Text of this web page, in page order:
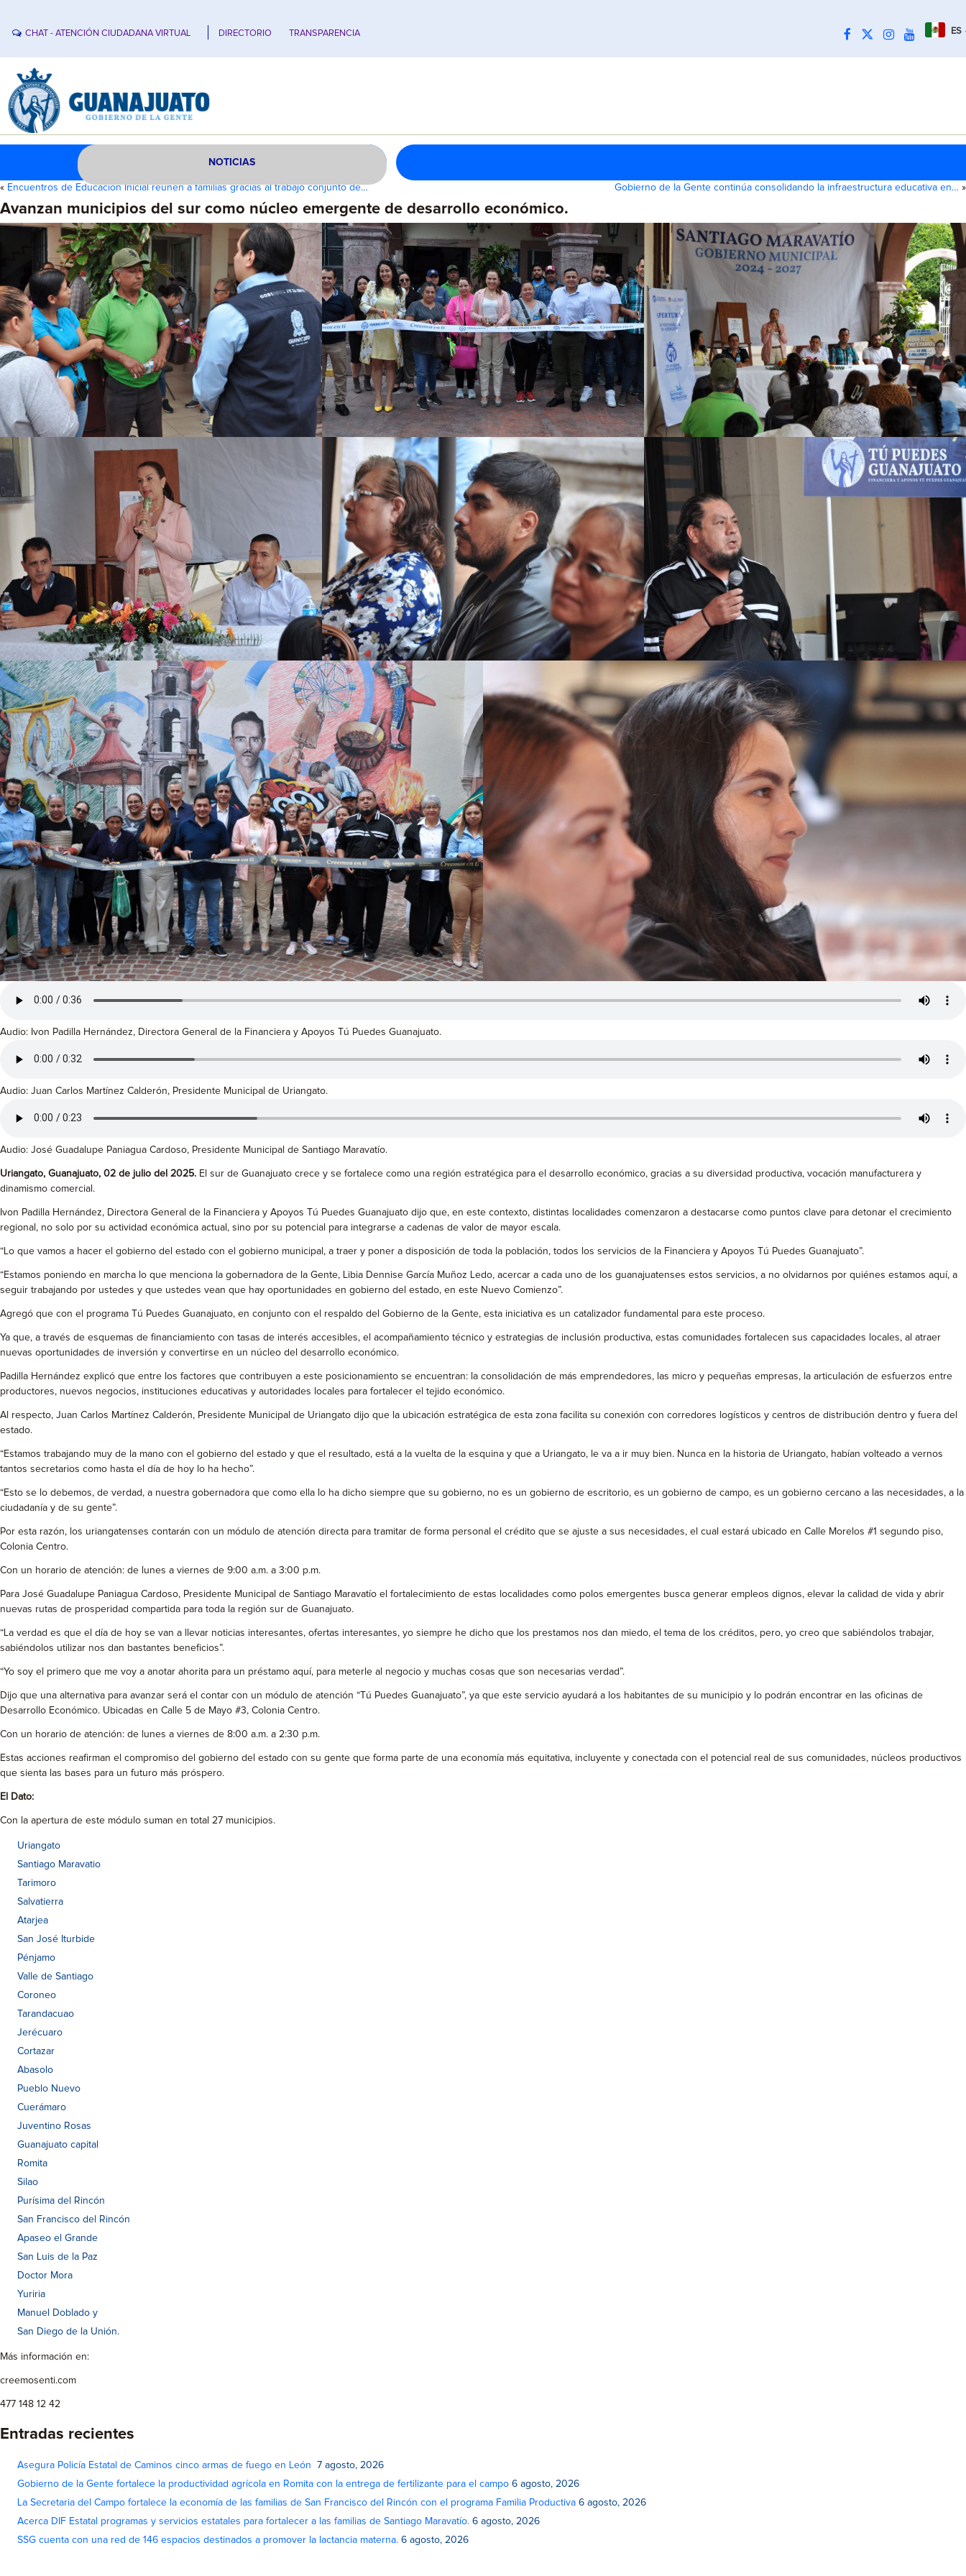
CHAT - ATENCIÓN CIUDADANA VIRTUAL DIRECTORIO TRANSPARENCIA ES
NOTICIAS
« Encuentros de Educación Inicial reúnen a familias gracias al trabajo conjunto de… Gobierno de la Gente continúa consolidando la infraestructura educativa en… »
Avanzan municipios del sur como núcleo emergente de desarrollo económico.
Audio: Ivon Padilla Hernández, Directora General de la Financiera y Apoyos Tú Puedes Guanajuato.
Audio: Juan Carlos Martínez Calderón, Presidente Municipal de Uriangato.
Audio: José Guadalupe Paniagua Cardoso, Presidente Municipal de Santiago Maravatío.
Uriangato, Guanajuato, 02 de julio del 2025. El sur de Guanajuato crece y se fortalece como una región estratégica para el desarrollo económico, gracias a su diversidad productiva, vocación manufacturera y
dinamismo comercial.
Ivon Padilla Hernández, Directora General de la Financiera y Apoyos Tú Puedes Guanajuato dijo que, en este contexto, distintas localidades comenzaron a destacarse como puntos clave para detonar el crecimiento
regional, no solo por su actividad económica actual, sino por su potencial para integrarse a cadenas de valor de mayor escala.
“Lo que vamos a hacer el gobierno del estado con el gobierno municipal, a traer y poner a disposición de toda la población, todos los servicios de la Financiera y Apoyos Tú Puedes Guanajuato”.
“Estamos poniendo en marcha lo que menciona la gobernadora de la Gente, Libia Dennise García Muñoz Ledo, acercar a cada uno de los guanajuatenses estos servicios, a no olvidarnos por quiénes estamos aquí, a
seguir trabajando por ustedes y que ustedes vean que hay oportunidades en gobierno del estado, en este Nuevo Comienzo”.
Agregó que con el programa Tú Puedes Guanajuato, en conjunto con el respaldo del Gobierno de la Gente, esta iniciativa es un catalizador fundamental para este proceso.
Ya que, a través de esquemas de financiamiento con tasas de interés accesibles, el acompañamiento técnico y estrategias de inclusión productiva, estas comunidades fortalecen sus capacidades locales, al atraer
nuevas oportunidades de inversión y convertirse en un núcleo del desarrollo económico.
Padilla Hernández explicó que entre los factores que contribuyen a este posicionamiento se encuentran: la consolidación de más emprendedores, las micro y pequeñas empresas, la articulación de esfuerzos entre
productores, nuevos negocios, instituciones educativas y autoridades locales para fortalecer el tejido económico.
Al respecto, Juan Carlos Martínez Calderón, Presidente Municipal de Uriangato dijo que la ubicación estratégica de esta zona facilita su conexión con corredores logísticos y centros de distribución dentro y fuera del
estado.
“Estamos trabajando muy de la mano con el gobierno del estado y que el resultado, está a la vuelta de la esquina y que a Uriangato, le va a ir muy bien. Nunca en la historia de Uriangato, habían volteado a vernos
tantos secretarios como hasta el día de hoy lo ha hecho”.
“Esto se lo debemos, de verdad, a nuestra gobernadora que como ella lo ha dicho siempre que su gobierno, no es un gobierno de escritorio, es un gobierno de campo, es un gobierno cercano a las necesidades, a la
ciudadanía y de su gente”.
Por esta razón, los uriangatenses contarán con un módulo de atención directa para tramitar de forma personal el crédito que se ajuste a sus necesidades, el cual estará ubicado en Calle Morelos #1 segundo piso,
Colonia Centro.
Con un horario de atención: de lunes a viernes de 9:00 a.m. a 3:00 p.m.
Para José Guadalupe Paniagua Cardoso, Presidente Municipal de Santiago Maravatío el fortalecimiento de estas localidades como polos emergentes busca generar empleos dignos, elevar la calidad de vida y abrir
nuevas rutas de prosperidad compartida para toda la región sur de Guanajuato.
“La verdad es que el día de hoy se van a llevar noticias interesantes, ofertas interesantes, yo siempre he dicho que los prestamos nos dan miedo, el tema de los créditos, pero, yo creo que sabiéndolos trabajar,
sabiéndolos utilizar nos dan bastantes beneficios”.
“Yo soy el primero que me voy a anotar ahorita para un préstamo aquí, para meterle al negocio y muchas cosas que son necesarias verdad”.
Dijo que una alternativa para avanzar será el contar con un módulo de atención “Tú Puedes Guanajuato”, ya que este servicio ayudará a los habitantes de su municipio y lo podrán encontrar en las oficinas de
Desarrollo Económico. Ubicadas en Calle 5 de Mayo #3, Colonia Centro.
Con un horario de atención: de lunes a viernes de 8:00 a.m. a 2:30 p.m.
Estas acciones reafirman el compromiso del gobierno del estado con su gente que forma parte de una economía más equitativa, incluyente y conectada con el potencial real de sus comunidades, núcleos productivos
que sienta las bases para un futuro más próspero.
El Dato:
Con la apertura de este módulo suman en total 27 municipios.
Uriangato
Santiago Maravatio
Tarimoro
Salvatierra
Atarjea
San José Iturbide
Pénjamo
Valle de Santiago
Coroneo
Tarandacuao
Jerécuaro
Cortazar
Abasolo
Pueblo Nuevo
Cuerámaro
Juventino Rosas
Guanajuato capital
Romita
Silao
Purísima del Rincón
San Francisco del Rincón
Apaseo el Grande
San Luis de la Paz
Doctor Mora
Yuriria
Manuel Doblado y
San Diego de la Unión.
Más información en:
creemosenti.com
477 148 12 42
Entradas recientes
Asegura Policía Estatal de Caminos cinco armas de fuego en León
7 agosto, 2026
Gobierno de la Gente fortalece la productividad agrícola en Romita con la entrega de fertilizante para el campo 6 agosto, 2026
La Secretaria del Campo fortalece la economía de las familias de San Francisco del Rincón con el programa Familia Productiva 6 agosto, 2026
Acerca DIF Estatal programas y servicios estatales para fortalecer a las familias de Santiago Maravatío. 6 agosto, 2026
SSG cuenta con una red de 146 espacios destinados a promover la lactancia materna. 6 agosto, 2026